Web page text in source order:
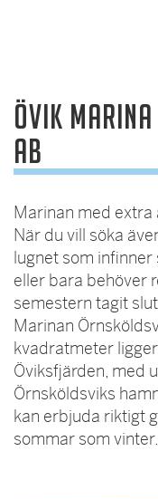
Övik
AB
Marinan med extra
När du vill söka
lugnet som
eller bara behöver
semestern tagit
Marinan
kvadratmeter
Öviksfjärden, med
Örnsköldsviks
kan erbjuda riktigt
sommar som vinter.